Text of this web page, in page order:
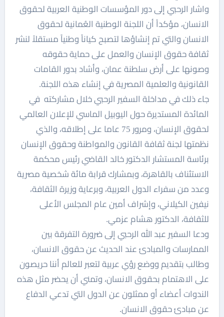
واشار الرحبي إلى دور المؤسسات الوطنية العربية لحقوق
الانسان، مؤكداً أن اللجنة الوطنية العُمانية لحقوق
الانسان والتي تم إنشاؤها لتصبح كياناً وطنياً مستقلاً لنشر
ثقافة حقوق الإنسان والعمل على حماية حقوقه
وصونها على أرض سلطنة عمان، وأشاد بدور القامات
القانونية والعلمية المصرية في إنشاء هذه اللجنة.
جاء ذلك في مداخلة السفير الرحبي خلال مشاركته في
المائدة المستديرة حول اليوبيل الماسي للإعلان العالمي
لحقوق الإنسان، ومرور 75 عاما على إطلاقه، والذي
نظمتها لجنة ثقافة القانون والمواطنة وحقوق الإنسان
برئاسة المستشار الدكتور خالد القاضي رئيس محكمة
الاستئناف بالقاهرة، وبمشارك قرابة مائة شخصية مصرية
وعدد من سفراء الدول العربية، وبرعاية وزيرة الثقافة،
نيفين الكيلاني، وإشراف أمين عام المجلس الأعلى
للثقافة، الدكتور هشام عزمي.
ودعا السفير عبد الله الرحبي إلى ضرورة التفرقة بين
الممارسات والمبادئ عند الحديث عن حقوق الانسان،
وطالب بتقديم ووضع رؤي عربية لتعبر للعالم أننا حريصون
على الاهتمام بحقوق الانسان، وتمني أن يحضر مثل هذه
الندوات أعضاء أو ممثلون عن الدول التي تدعي الدفاع
عن مبادئ حقوق الانسان.